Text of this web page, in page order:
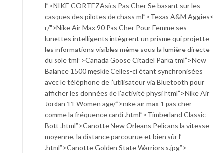
l”>NIKE CORTEZAsics Pas Cher Se basant sur les
casques des pilotes de chass ml”>Texas A&M Aggies<
r/">Nike Air Max 90 Pas Cher Pour Femme ses
lunettes intelligents intègrent un prisme qui projette
les informations visibles même sous la lumière directe
du sole tml”>Canada Goose Citadel Parka tml”>New
Balance 1500 męskie Celles-ci étant synchronisées
avec le téléphone de l’utilisateur via Bluetooth pour
afficher les données de l’activité physi html”>Nike Air
Jordan 11 Women age/”>nike air max 1 pas cher
comme la fréquence cardi .html”>Timberland Classic
Bott .html”>Canotte New Orleans Pelicans la vitesse
moyenne, la distance parcourue et bien sûr l’
.html”>Canotte Golden State Warriors s.jpg”>